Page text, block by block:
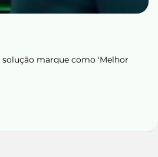
solução marque como 'Melhor